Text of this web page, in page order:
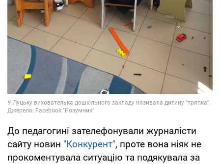
До педагогині зателефонували журналісти
сайту новин "Конкурент", проте вона ніяк не
прокоментувала ситуацію та подякувала за